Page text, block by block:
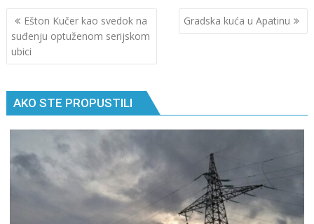
Кретање
чланка
Ešton Kučer kao svedok na
suđenju optuženom serijskom
ubici
Gradska kuća u Apatinu
AKO STE PROPUSTILI